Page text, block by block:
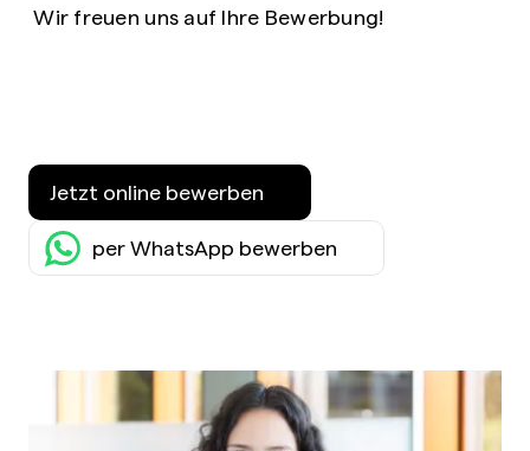
Wir freuen uns auf Ihre Bewerbung!
Jetzt online bewerben
per WhatsApp bewerben